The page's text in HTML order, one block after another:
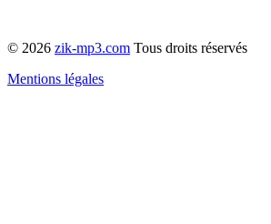
© 2026 zik-mp3.com Tous droits réservés
Mentions légales